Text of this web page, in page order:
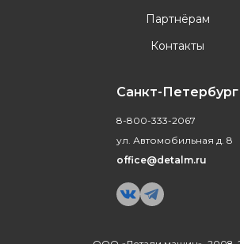
Партнёрам
Контакты
Санкт-Петербург
8-800-333-2067
ул. Автомобильная д. 8
office@detalm.ru